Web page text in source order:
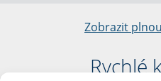
Zobrazit
Rychlé